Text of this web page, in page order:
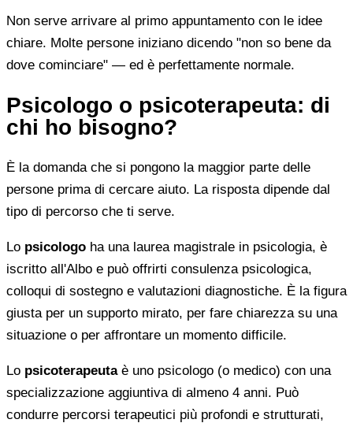
Non serve arrivare al primo appuntamento con le idee
chiare. Molte persone iniziano dicendo "non so bene da
dove cominciare" — ed è perfettamente normale.
Psicologo o psicoterapeuta: di
chi ho bisogno?
È la domanda che si pongono la maggior parte delle
persone prima di cercare aiuto. La risposta dipende dal
tipo di percorso che ti serve.
Lo psicologo ha una laurea magistrale in psicologia, è
iscritto all'Albo e può offrirti consulenza psicologica,
colloqui di sostegno e valutazioni diagnostiche. È la figura
giusta per un supporto mirato, per fare chiarezza su una
situazione o per affrontare un momento difficile.
Lo psicoterapeutaè uno psicologo (o medico) con una
specializzazione aggiuntiva di almeno 4 anni. Può
condurre percorsi terapeutici più profondi e strutturati,